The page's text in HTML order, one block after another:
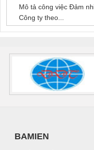
Mô tả công việc Đảm
Công ty theo...
BAMIEN